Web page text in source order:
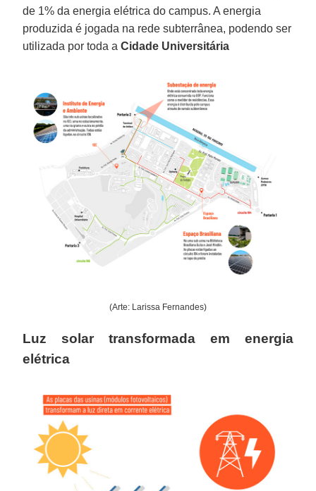
de 1% da energia elétrica do campus. A energia
produzida é jogada na rede subterrânea, podendo ser
utilizada por toda aCidade Universitária
(Arte: Larissa Fernandes)
Luz solar transformada em energia
elétrica